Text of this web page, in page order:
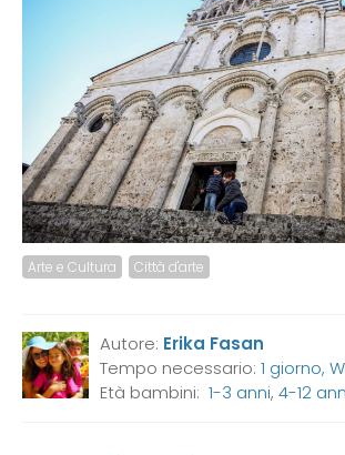
Arte e Cultura Città d'arte
Autore: Erika Fasan
Tempo necessario: 1 giorno,
Età bambini: 1-3 anni, 4-12